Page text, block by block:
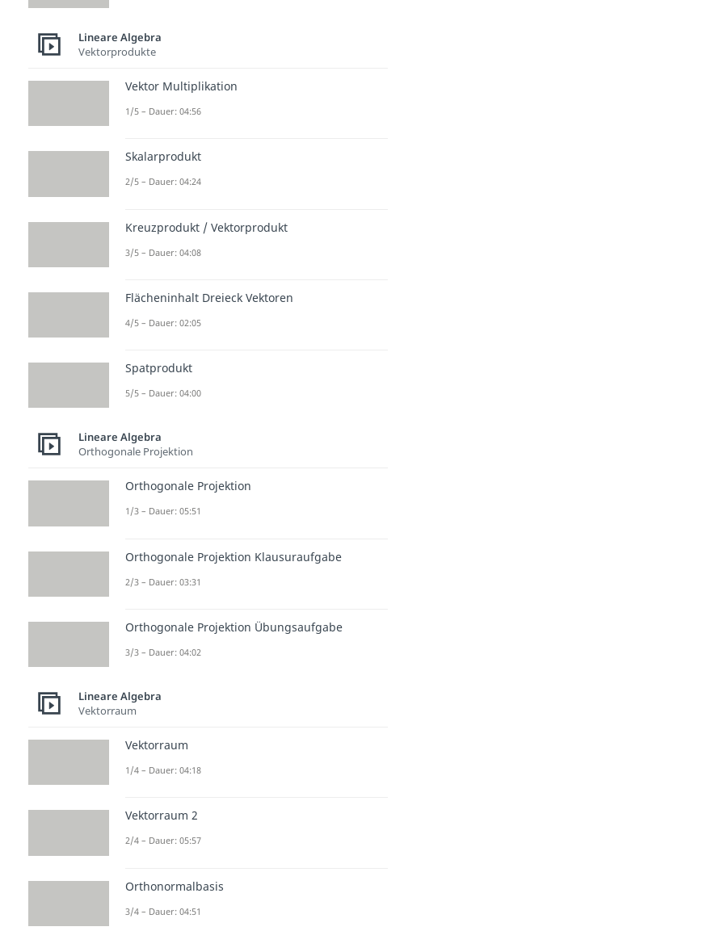
Lineare Algebra
Vektorprodukte
Vektor Multiplikation
1/5 – Dauer: 04:56
Skalarprodukt
2/5 – Dauer: 04:24
Kreuzprodukt / Vektorprodukt
3/5 – Dauer: 04:08
Flächeninhalt Dreieck Vektoren
4/5 – Dauer: 02:05
Spatprodukt
5/5 – Dauer: 04:00
Lineare Algebra
Orthogonale Projektion
Orthogonale Projektion
1/3 – Dauer: 05:51
Orthogonale Projektion Klausuraufgabe
2/3 – Dauer: 03:31
Orthogonale Projektion Übungsaufgabe
3/3 – Dauer: 04:02
Lineare Algebra
Vektorraum
Vektorraum
1/4 – Dauer: 04:18
Vektorraum 2
2/4 – Dauer: 05:57
Orthonormalbasis
3/4 – Dauer: 04:51